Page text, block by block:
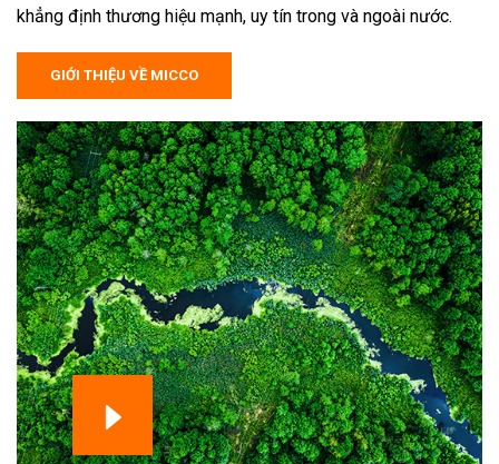
khẳng định thương hiệu mạnh, uy tín trong và ngoài nước.
GIỚI THIỆU VỀ MICCO